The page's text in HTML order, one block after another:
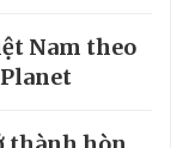
Nam theo